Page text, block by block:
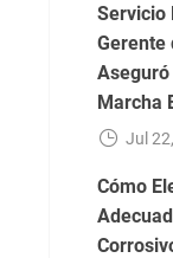
Servicio
Gerente
Marcha
Jul
Cómo